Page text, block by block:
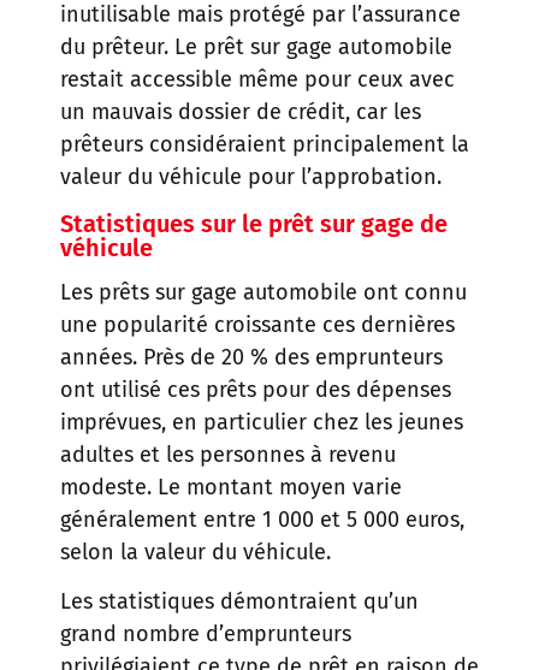
inutilisable mais protégé par l’assurance
du prêteur. Le prêt sur gage automobile
restait accessible même pour ceux avec
un mauvais dossier de crédit, car les
prêteurs considéraient principalement la
valeur du véhicule pour l’approbation.
Statistiques sur le prêt sur gage de
véhicule
Les prêts sur gage automobile ont connu
une popularité croissante ces dernières
années. Près de 20 % des emprunteurs
ont utilisé ces prêts pour des dépenses
imprévues, en particulier chez les jeunes
adultes et les personnes à revenu
modeste. Le montant moyen varie
généralement entre 1 000 et 5 000 euros,
selon la valeur du véhicule.
Les statistiques démontraient qu’un
grand nombre d’emprunteurs